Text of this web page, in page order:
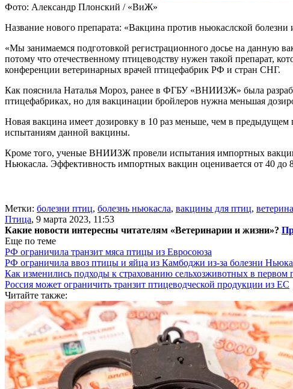
Фото: Александр Плонский / «ВиЖ»
Название нового препарата: «Вакцина против ньюкаслской
«Мы занимаемся подготовкой регистрационного досье на данную
потому что отечественному птицеводству нужен такой препарат,
конференции ветеринарных врачей птицефабрик РФ и стран СНГ.
Как пояснила Наталья Мороз, ранее в ФГБУ «ВНИИЗЖ» была
птицефабриках, но для вакцинации бройлеров нужна меньшая
Новая вакцина имеет дозировку в 10 раз меньше, чем в
испытаниям данной вакцины.
Кроме того, ученые ВНИИЗЖ провели испытания импортных
Ньюкасла. Эффективность импортных вакцин оценивается от 40 до
Метки: болезни птиц, болезнь ньюкасла, вакцины для птиц,
Птица, 9 марта 2023, 11:53
Какие новости интересны читателям «Ветеринарии и жизни»?
Еще по теме
РФ ограничила транзит мяса птицы из Евросоюза
РФ ограничила ввоз птицы и яйца из Камбоджи из-за болезни
Как изменились подходы к страхованию сельхозживотных в первом
Россия может ограничить транзит птицеводческой продукции из ЕС
Читайте также: